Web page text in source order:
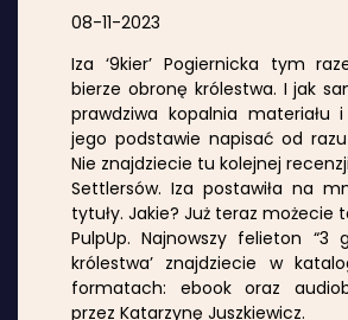
08-11-2023
Iza ‘9kier’ Pogiernicka tym
bierze obronę królestwa. I jak
prawdziwa kopalnia materiału
jego podstawie napisać od
Nie znajdziecie tu kolejnej
Settlersów. Iza postawiła na
tytuły. Jakie? Już teraz możecie
PulpUp. Najnowszy felieton “3
królestwa’ znajdziecie w
formatach: ebook oraz
przez Katarzynę Juszkiewicz.